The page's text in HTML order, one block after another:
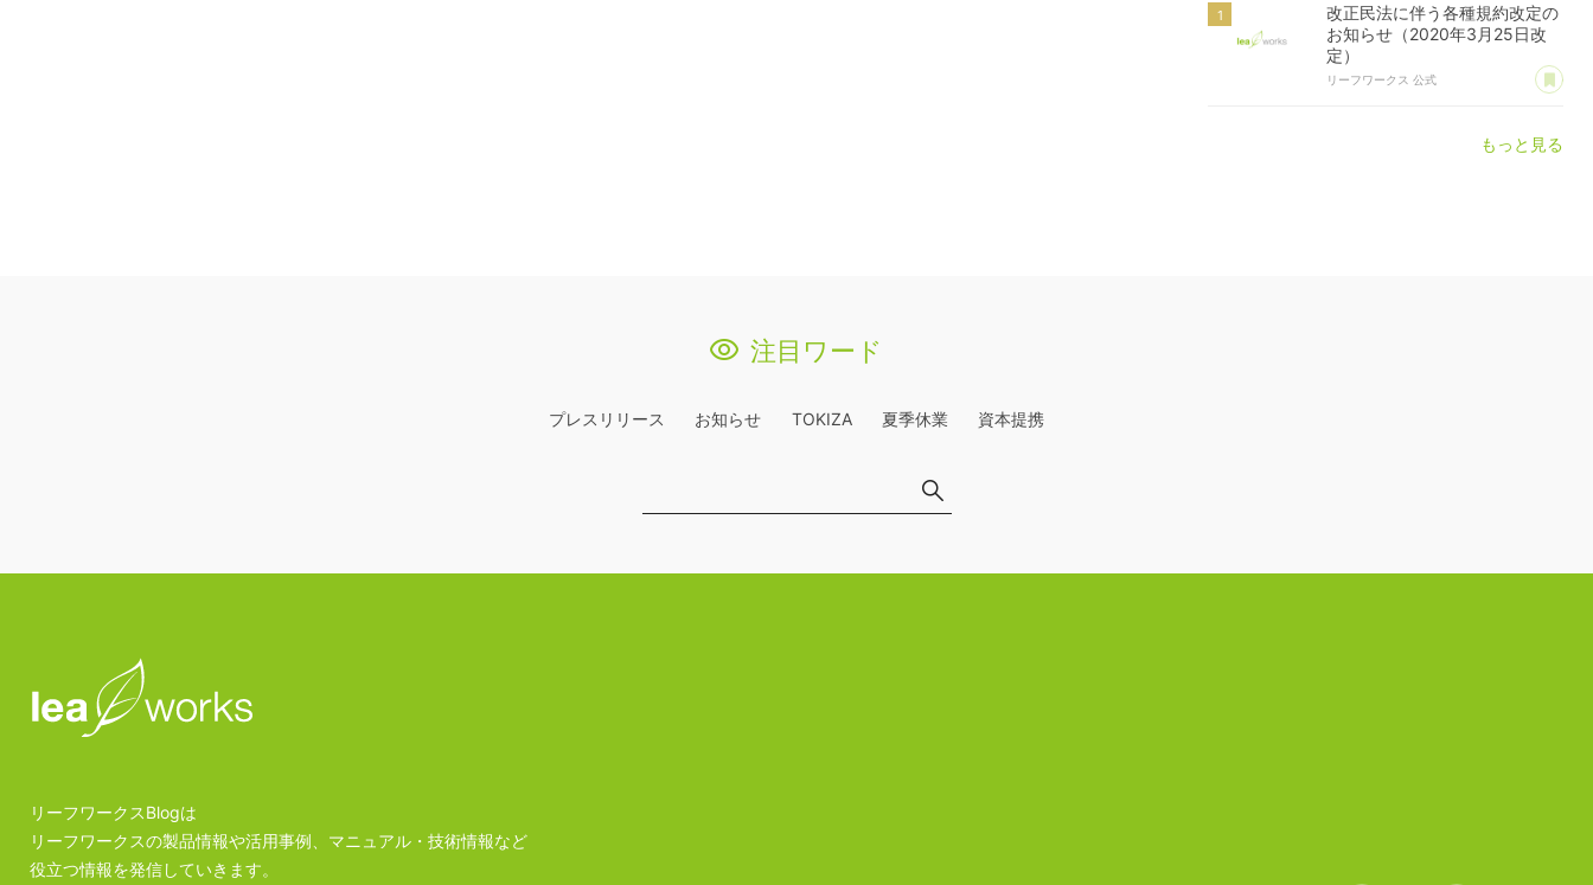
改正民法に伴う各種規約改定の
お知らせ（2020年3月25日改
定）
リーフワークス 公式 あ
もっと見る
注目ワード
プレスリリース お知らせ TOKIZA 夏季休業 資本提携
リーフワークスBlogは
リーフワークスの製品情報や活用事例、マニュアル・技術情報など
役立つ情報を発信していきます。